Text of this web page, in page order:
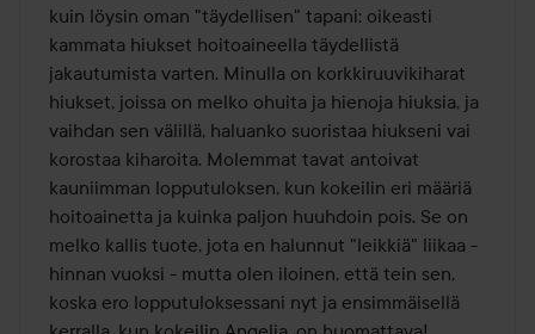
kuin löysin oman "täydellisen" tapani: oikeasti
kammata hiukset hoitoaineella täydellistä
jakautumista varten. Minulla on korkkiruuvikiharat
hiukset, joissa on melko ohuita ja hienoja hiuksia, ja
vaihdan sen välillä, haluanko suoristaa hiukseni vai
korostaa kiharoita. Molemmat tavat antoivat
kauniimman lopputuloksen, kun kokeilin eri määriä
hoitoainetta ja kuinka paljon huuhdoin pois. Se on
melko kallis tuote, jota en halunnut "leikkiä" liikaa -
hinnan vuoksi - mutta olen iloinen, että tein sen,
koska ero lopputuloksessani nyt ja ensimmäisellä